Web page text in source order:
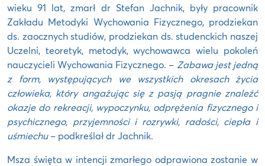
wieku 91 lat, zmarł dr Stefan Jachnik, były pracownik
Zakładu Metodyki Wychowania Fizycznego, prodziekan
ds. zaocznych studiów, prodziekan ds. studenckich naszej
Uczelni, teoretyk, metodyk, wychowawca wielu pokoleń
nauczycieli Wychowania Fizycznego. – Zabawa jest jedną
z form, występujących we wszystkich okresach życia
człowieka, który angażując się z pasją pragnie znaleźć
okazje do rekreacji, wypoczynku, odprężenia fizycznego i
psychicznego, przyjemności i rozrywki, radości, ciepła i
uśmiechu– podkreślał dr Jachnik.
Msza święta w intencji zmarłego odprawiona zostanie w